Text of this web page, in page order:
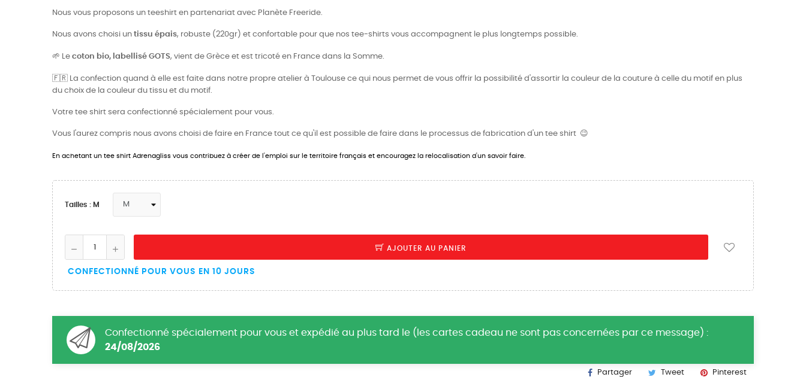
Nous vous proposons un teeshirt en partenariat avec Planète Freeride.
Nous avons choisi un tissu épais, robuste (220gr) et confortable pour que nos tee-shirts vous accompagnent le plus longtemps possible.
🌱 Le coton bio, labellisé GOTS, vient de Grèce et est tricoté en France dans la Somme.
🇫🇷 La confection quand à elle est faite dans notre propre atelier à Toulouse ce qui nous permet de vous offrir la possibilité d'assortir la couleur de la couture à celle du motif en plus
du choix de la couleur du tissu et du motif.
Votre tee shirt sera confectionné spécialement pour vous.
Vous l'aurez compris nous avons choisi de faire en France tout ce qu'il est possible de faire dans le processus de fabrication d'un tee shirt 😉
En achetant un tee shirt Adrenagliss vous contribuez à créer de l'emploi sur le territoire français et encouragez la relocalisation d'un savoir faire.
Tailles : M
AJOUTER AU PANIER
CONFECTIONNÉ POUR VOUS EN 10 JOURS
Confectionné spécialement pour vous et expédié au plus tard le (les cartes cadeau ne sont pas concernées par ce message) :
24/08/2026
Partager Tweet Pinterest